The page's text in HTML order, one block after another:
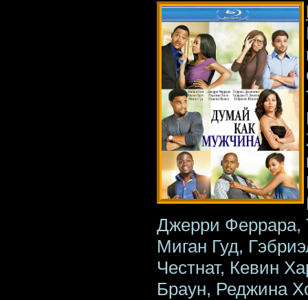
Джерри Феррара,
Миган Гуд,
Честнат, Кевин
Браун, Реджина